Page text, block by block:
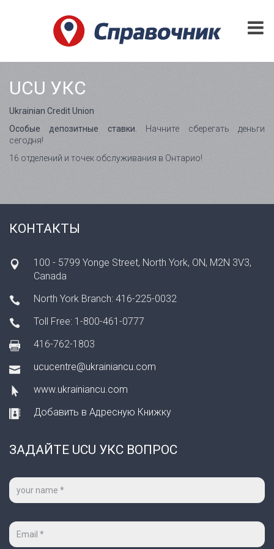
UCU УКС
Ukrainian Credit Union
Особые депозитные ставки.
Начните сберегать деньги
сегодня!
16 отделений и точек обслуживания в Онтарио!
КОНТАКТЫ
100 - 5799 Yonge Street, North York, ON, M2N 3V3,
Canada
North York Branch: 416-225-0032
Toll Free: 1-800-461-0777
416-762-1803
ucucentre@ukrainiancu.com
www.ukrainiancu.com
Добавить в Адресную Книжку
ЗАДАЙТЕ UCU УКС ВОПРОС
Ваше
имя
Ваш